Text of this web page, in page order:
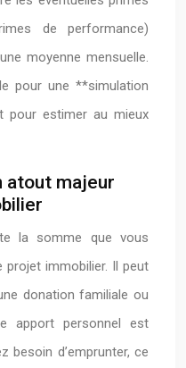
de performance)
moyenne mensuelle.
pour une **simulation
pour estimer au mieux
atout majeur
la somme que vous
immobilier. Il peut
donation familiale ou
apport personnel est
besoin d’emprunter, ce